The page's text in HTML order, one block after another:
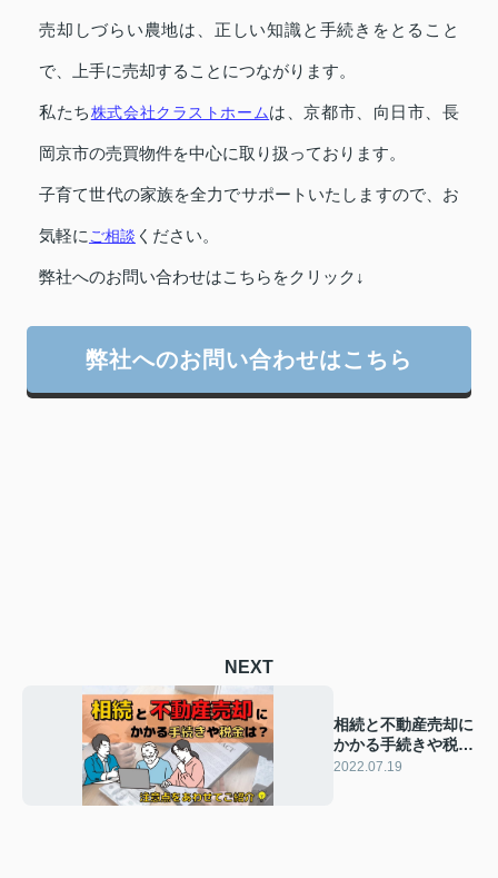
売却しづらい農地は、正しい知識と手続きをとること
で、上手に売却することにつながります。
私たち株式会社クラストホームは、京都市、向日市、長
岡京市の売買物件を中心に取り扱っております。
子育て世代の家族を全力でサポートいたしますので、お
気軽にご相談 ください。
弊社へのお問い合わせはこちらをクリック↓
弊社へのお問い合わせはこちら
NEXT
相続と不動産売却に
かかる手続きや税金
は？注意点をあわせ
2022.07.19